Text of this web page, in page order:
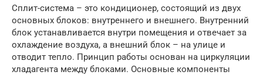
Сплит-система – это кондиционер, состоящий из двух
основных блоков: внутреннего и внешнего. Внутренний
блок устанавливается внутри помещения и отвечает за
охлаждение воздуха, а внешний блок – на улице и
отводит тепло. Принцип работы основан на циркуляции
хладагента между блоками. Основные компоненты